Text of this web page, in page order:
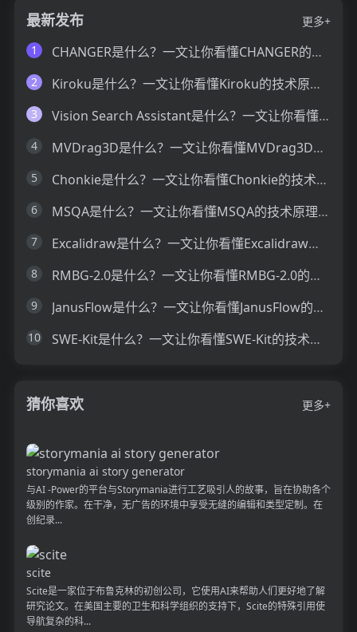
最新发布
更多+
1
CHANGER是什么？一文让你看懂CHANGER的技术原理、主要功能、应用场景
2 Kiroku是什么？一文让你看懂Kiroku的技术原理、主要功能、应用场景
3 Vision Search Assistant是什么？一文让你看懂Vision Search Assistant的技术原理、主要功能、应用场景
4 MVDrag3D是什么？一文让你看懂MVDrag3D的技术原理、主要功能、应用场景
5 Chonkie是什么？一文让你看懂Chonkie的技术原理、主要功能、应用场景
6 MSQA是什么？一文让你看懂MSQA的技术原理、主要功能、应用场景
7 Excalidraw是什么？一文让你看懂Excalidraw的技术原理、主要功能、应用场景
8 RMBG-2.0是什么？一文让你看懂RMBG-2.0的技术原理、主要功能、应用场景
9 JanusFlow是什么？一文让你看懂JanusFlow的技术原理、主要功能、应用场景
10 SWE-Kit是什么？一文让你看懂SWE-Kit的技术原理、主要功能、应用场景
猜你喜欢 更多+
storymania ai story generator
与AI -Power的平台与Storymania进行工艺吸引人的故事，旨在协助各个
级别的作家。在干净，无广告的环境中享受无缝的编辑和类型定制。在
创纪录...
scite
Scite是一家位于布鲁克林的初创公司，它使用AI来帮助人们更好地了解
研究论文。在美国主要的卫生和科学组织的支持下，Scite的特殊引用使
导航复杂的科...